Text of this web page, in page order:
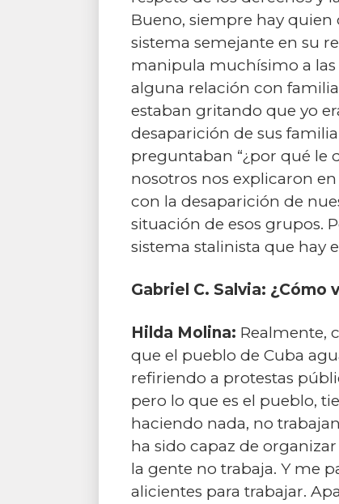
Bueno, siempre hay quien
sistema semejante en su
manipula muchísimo a las
alguna relación con
estaban gritando que yo
desaparición de sus
preguntaban “¿por qué le
nosotros nos explicaron
con la desaparición de
situación de esos grupos.
sistema stalinista que hay
Gabriel C. Salvia:
Hilda Molina: Realmente,
que el pueblo de Cuba
refiriendo a protestas
pero lo que es el pueblo,
haciendo nada, no
ha sido capaz de
la gente no trabaja. Y me
alicientes para trabajar.